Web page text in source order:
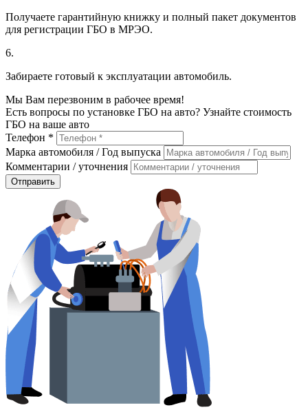
Получаете гарантийную книжку и полный пакет документов
для регистрации ГБО в МРЭО.
6.
Забираете готовый к эксплуатации автомобиль.
Мы Вам перезвоним в рабочее время!
Есть вопросы по установке ГБО на авто? Узнайте стоимость
ГБО на ваше авто
Телефон *
Марка автомобиля / Год выпуска
Комментарии / уточнения
Отправить